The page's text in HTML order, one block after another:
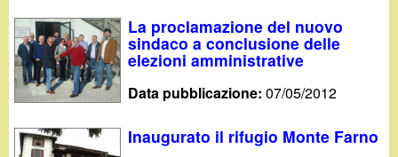
La proclamazione del nuovo
sindaco a conclusione delle
elezioni amministrative
Data pubblicazione:07/05/2012
Inaugurato il rifugio Monte Farno